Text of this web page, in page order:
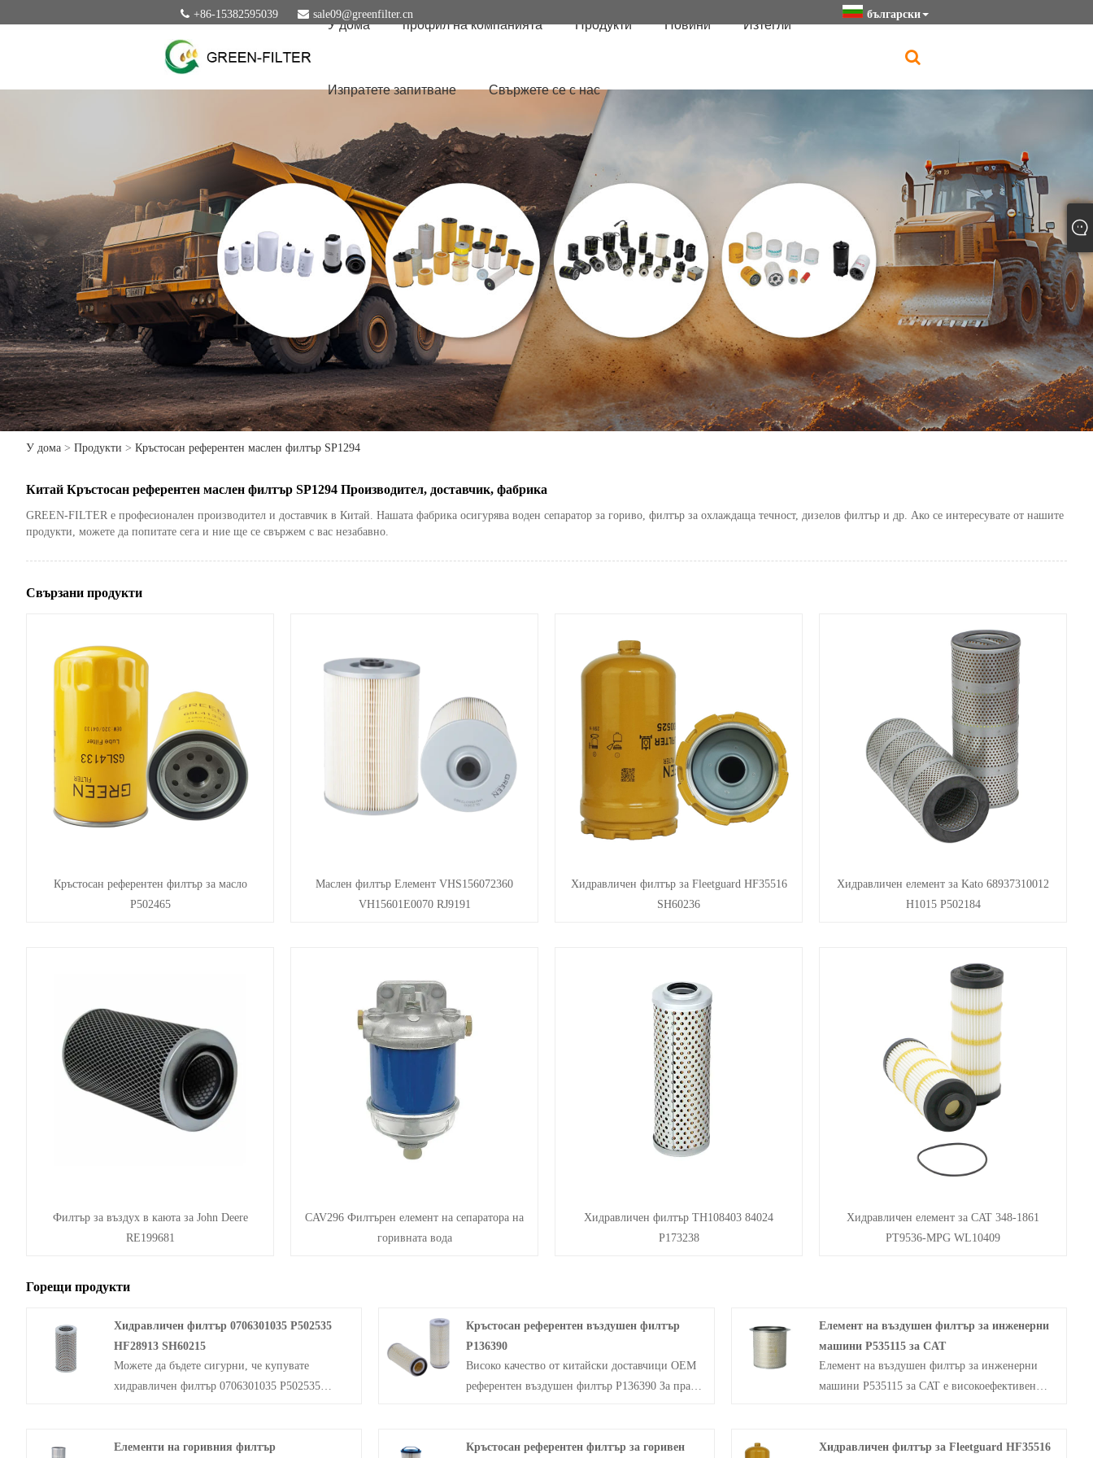
+86-15382595039 sale09@greenfilter.cn български
У дома профил на компанията Продукти Новини Изтегли
Изпратете запитване Свържете се с нас
У дома > Продукти > Кръстосан референтен маслен филтър SP1294
Китай Кръстосан референтен маслен филтър SP1294 Производител, доставчик, фабрика
GREEN-FILTER е професионален производител и доставчик в Китай. Нашата фабрика осигурява воден сепаратор за гориво, филтър за охлаждаща течност, дизелов филтър и др. Ако се интересувате от нашите
продукти, можете да попитате сега и ние ще се свържем с вас незабавно.
Свързани продукти
Кръстосан референтен филтър за масло
P502465
Маслен филтър Елемент VHS156072360
VH15601E0070 RJ9191
Хидравличен филтър за Fleetguard HF35516
SH60236
Хидравличен елемент за Kato 68937310012
H1015 P502184
Филтър за въздух в каюта за John Deere
RE199681
CAV296 Филтърен елемент на сепаратора на
горивната вода
Хидравличен филтър TH108403 84024
P173238
Хидравличен елемент за CAT 348-1861
PT9536-MPG WL10409
Горещи продукти
Хидравличен филтър 0706301035 P502535
HF28913 SH60215
Можете да бъдете сигурни, че купувате
хидравличен филтър 0706301035 P502535
фактора в операционната среда на
Кръстосан референтен въздушен филтър
P136390
Високо качество от китайски доставчици OEM
референтен въздушен филтър P136390 За прах
стандарта за емисии на закрито. Спестяване на
Елемент на въздушен филтър за инженерни
машини P535115 за CAT
Елемент на въздушен филтър за инженерни
машини P535115 за CAT е високоефективен
Осигурява защита при повреда или смяна на
Елементи на горивния филтър
Кръстосан референтен филтър за горивен
Хидравличен филтър за Fleetguard HF35516